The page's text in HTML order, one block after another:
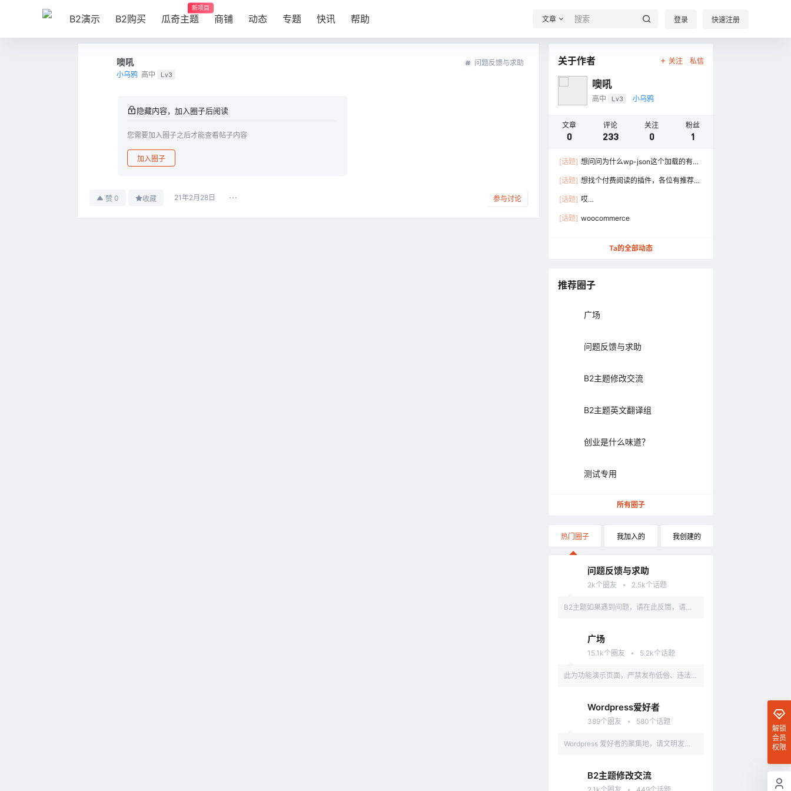
B2演示 B2购买 瓜奇主题
新项目
商铺 动态 专题 快讯 帮助 文章 登录 快速注册
噢吼
小乌鸦 高中 Lv3
问题反馈与求助
隐藏内容，加入圈子后阅读
您需要加入圈子之后才能查看帖子内容
加入圈子
赞 0 收藏 21年2月28日 参与讨论
关于作者 关注 私信
噢吼
高中 Lv3 小乌鸦
文章
0
评论
233
关注
0
粉丝
1
[话题] 想问问为什么wp-json这个加载的有点
[话题] 想找个付费阅读的插件，各位有推荐的
[话题] 哎…
[话题] woocommerce
Ta的全部动态
推荐圈子
广场
问题反馈与求助
B2主题修改交流
B2主题英文翻译组
创业是什么味道？
测试专用
所有圈子
热门圈子 我加入的 我创建的
问题反馈与求助
2k个圈友 • 2.5k个话题
B2主题如果遇到问题，请在此反馈，请具
广场
15.1k个圈友 • 5.2k个话题
此为功能演示页面，严禁发布低俗、违法、
Wordpress爱好者
389个圈友 • 580个话题
Wordpress 爱好者的聚集地，请文明发
B2主题修改交流
解锁
会员
权限